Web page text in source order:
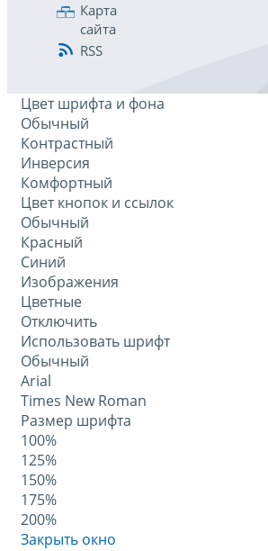
Карта
сайта
RSS
Цвет шрифта и фона
Обычный
Контрастный
Инверсия
Комфортный
Цвет кнопок и ссылок
Обычный
Красный
Синий
Изображения
Цветные
Отключить
Использовать шрифт
Обычный
Arial
Times New Roman
Размер шрифта
100%
125%
150%
175%
200%
Закрыть окно